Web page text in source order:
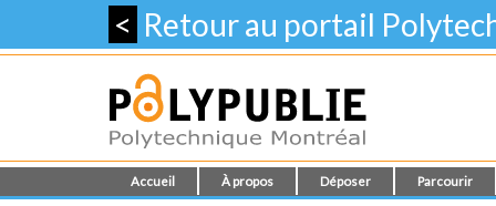
< Retour au portail
Accueil À propos Déposer Parcourir